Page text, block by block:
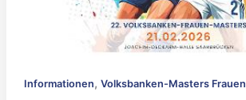
Informationen, Volksbanken-Masters Frauen